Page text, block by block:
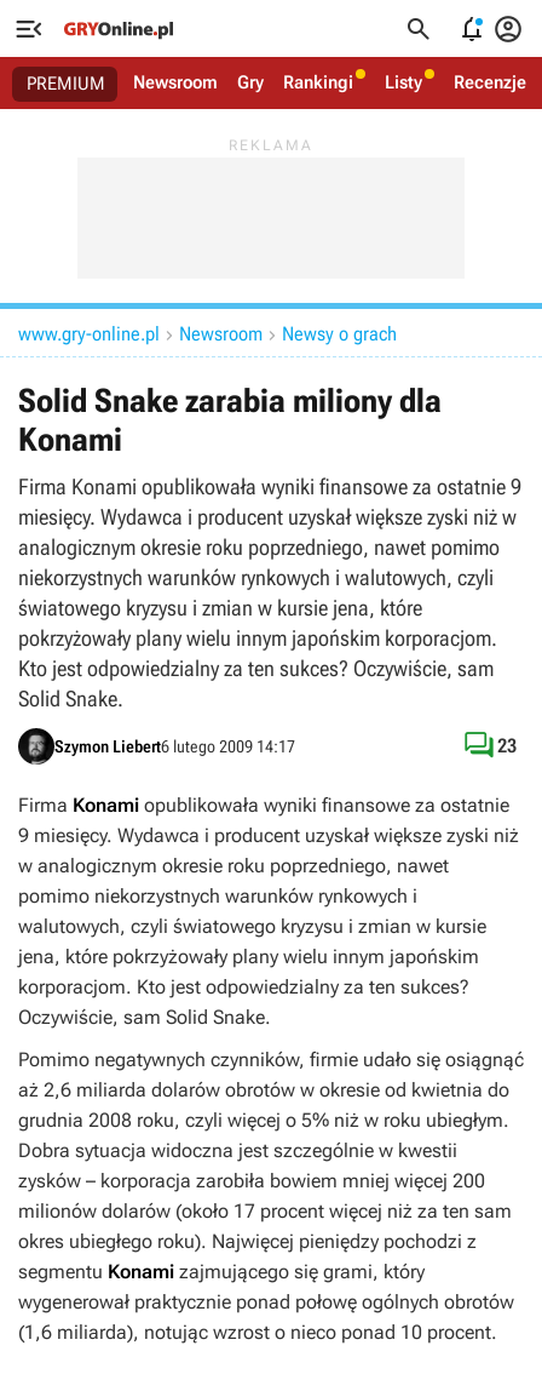
   
PREMIUM Newsroom Gry Rankingi Listy Recenzje
www.gry-online.pl  Newsroom  Newsy o grach
Solid Snake zarabia miliony dla
Konami
Firma Konami opublikowała wyniki finansowe za ostatnie 9
miesięcy. Wydawca i producent uzyskał większe zyski niż w
analogicznym okresie roku poprzedniego, nawet pomimo
niekorzystnych warunków rynkowych i walutowych, czyli
światowego kryzysu i zmian w kursie jena, które
pokrzyżowały plany wielu innym japońskim korporacjom.
Kto jest odpowiedzialny za ten sukces? Oczywiście, sam
Solid Snake.
Szymon Liebert6 lutego 2009 14:17 23
Firma Konami opublikowała wyniki finansowe za ostatnie
9 miesięcy. Wydawca i producent uzyskał większe zyski niż
w analogicznym okresie roku poprzedniego, nawet
pomimo niekorzystnych warunków rynkowych i
walutowych, czyli światowego kryzysu i zmian w kursie
jena, które pokrzyżowały plany wielu innym japońskim
korporacjom. Kto jest odpowiedzialny za ten sukces?
Oczywiście, sam Solid Snake.
Pomimo negatywnych czynników, firmie udało się osiągnąć
aż 2,6 miliarda dolarów obrotów w okresie od kwietnia do
grudnia 2008 roku, czyli więcej o 5% niż w roku ubiegłym.
Dobra sytuacja widoczna jest szczególnie w kwestii
zysków – korporacja zarobiła bowiem mniej więcej 200
milionów dolarów (około 17 procent więcej niż za ten sam
okres ubiegłego roku). Najwięcej pieniędzy pochodzi z
segmentu Konami zajmującego się grami, który
wygenerował praktycznie ponad połowę ogólnych obrotów
(1,6 miliarda), notując wzrost o nieco ponad 10 procent.